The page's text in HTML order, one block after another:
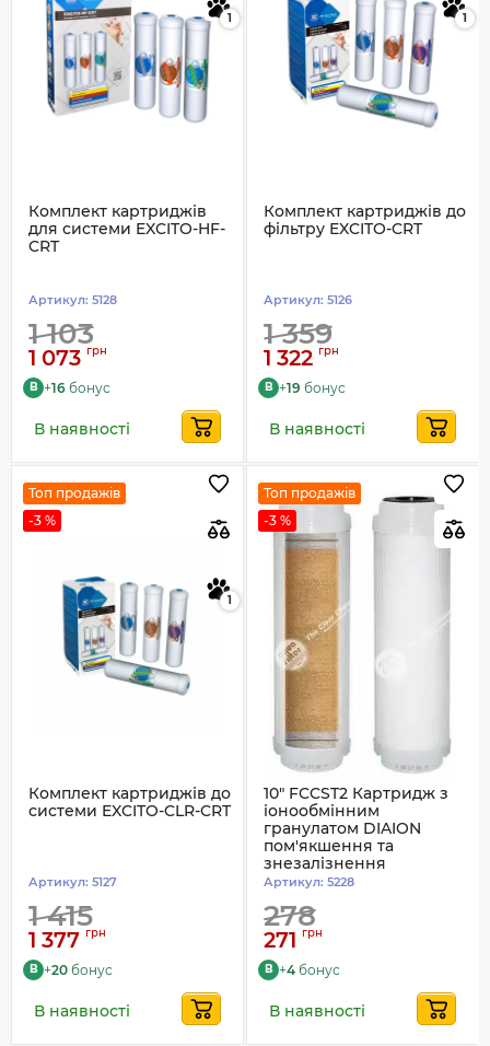
1
Комплект картриджів
для системи EXCITO-HF-
CRT
Артикул: 5128
1 103
1 073 грн
B +16 бонус
В наявності
1
Комплект картриджів до
фільтру EXCITO-CRT
Артикул: 5126
1 359
1 322 грн
B +19 бонус
В наявності
Топ продажів
-3 %
1
Комплект картриджів до
системи EXCITO-CLR-CRT
Артикул: 5127
1 415
1 377 грн
B +20 бонус
В наявності
Топ продажів
-3 %
10" FCCST2 Картридж з
іонообмінним
гранулатом DIAION
пом'якшення та
знезалізнення
Артикул: 5228
278
271 грн
B +4 бонус
В наявності